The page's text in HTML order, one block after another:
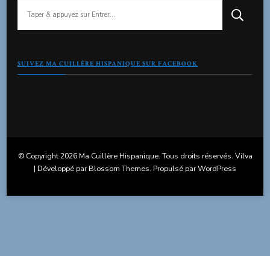
recherchiez
?
SUIVEZ MA CUILLÈRE HISPANIQUE SUR FACEBOOK
© Copyright 2026Ma Cuillère Hispanique. Tous droits réservés. Vilva
| Développé parBlossom Themes. Propulsé parWordPress